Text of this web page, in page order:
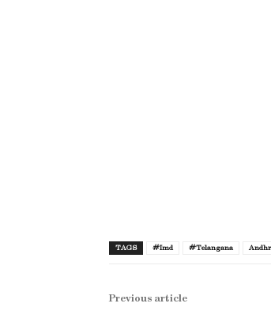
TAGS #Imd #Telangana
Previous article